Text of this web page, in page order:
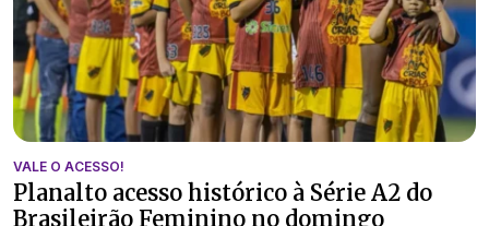
VALE O ACESSO!
Planalto acesso histórico à Série A2 do
Brasileirão Feminino no domingo